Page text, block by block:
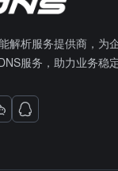
解析服务提供商，为
服务，助力业务稳定